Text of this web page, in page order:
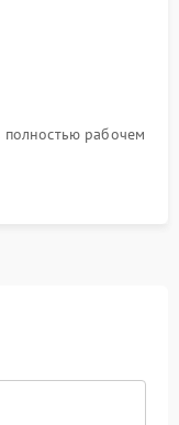
полностью рабочем